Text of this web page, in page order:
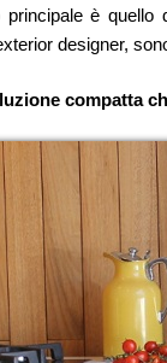
principale è
designer,
compatta